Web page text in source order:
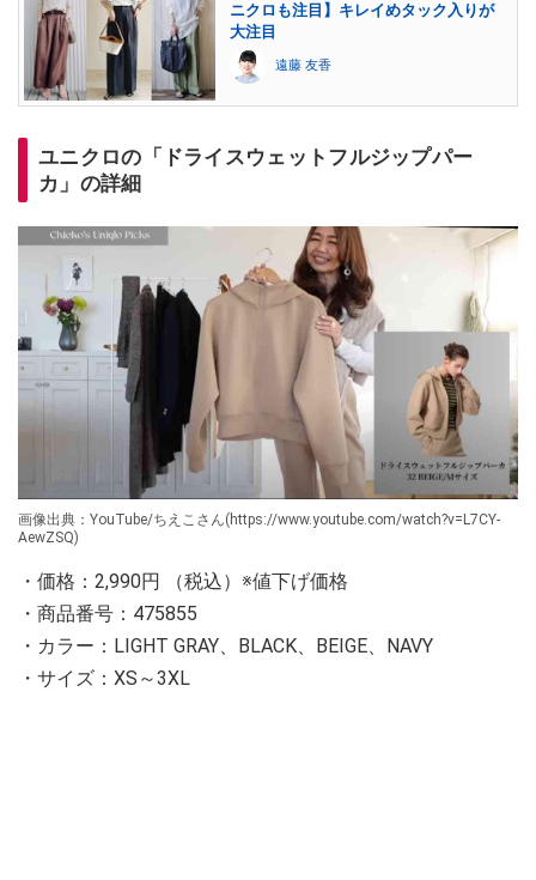
ニクロも注目】キレイめタック入りが
大注目
遠藤 友香
ユニクロの「ドライスウェットフルジップパー
カ」の詳細
画像出典：YouTube/ちえこさん(https://www.youtube.com/watch?v=L7CY-
AewZSQ)
・価格：2,990円 （税込）※値下げ価格
・商品番号：475855
・カラー：LIGHT GRAY、BLACK、BEIGE、NAVY
・サイズ：XS～3XL